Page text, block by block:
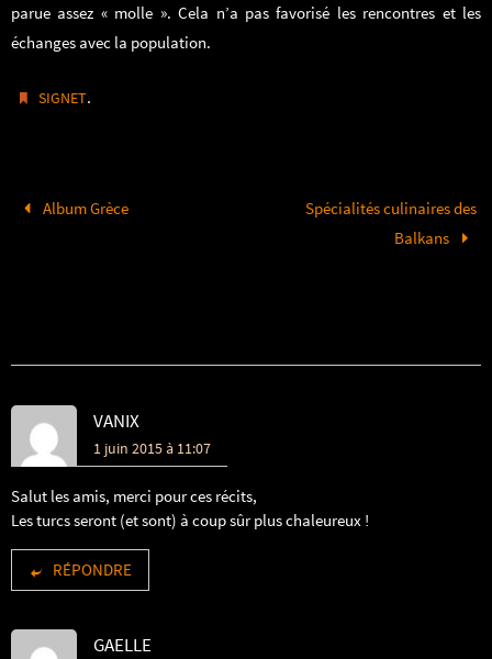
parue assez « molle ». Cela n’a pas favorisé les rencontres et les
échanges avec la population.
SIGNET.
Album Grèce
Spécialités culinaires des
Balkans
VANIX
1 juin 2015 à 11:07
Salut les amis, merci pour ces récits,
Les turcs seront (et sont) à coup sûr plus chaleureux !
RÉPONDRE
GAELLE